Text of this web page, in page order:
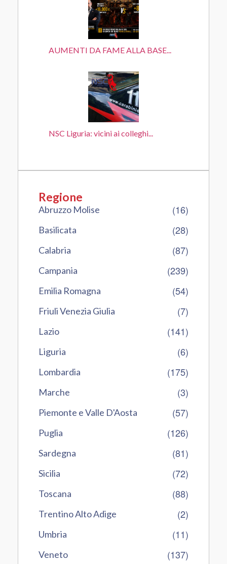
AUMENTI DA FAME ALLA BASE...
NSC Liguria: vicini ai colleghi...
Regione
Abruzzo Molise (16)
Basilicata (28)
Calabria (87)
Campania (239)
Emilia Romagna (54)
Friuli Venezia Giulia (7)
Lazio (141)
Liguria (6)
Lombardia (175)
Marche (3)
Piemonte e Valle D'Aosta (57)
Puglia (126)
Sardegna (81)
Sicilia (72)
Toscana (88)
Trentino Alto Adige (2)
Umbria (11)
Veneto (137)